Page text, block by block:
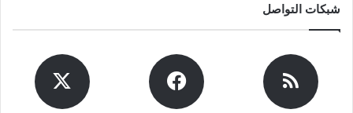
شبكات التواصل